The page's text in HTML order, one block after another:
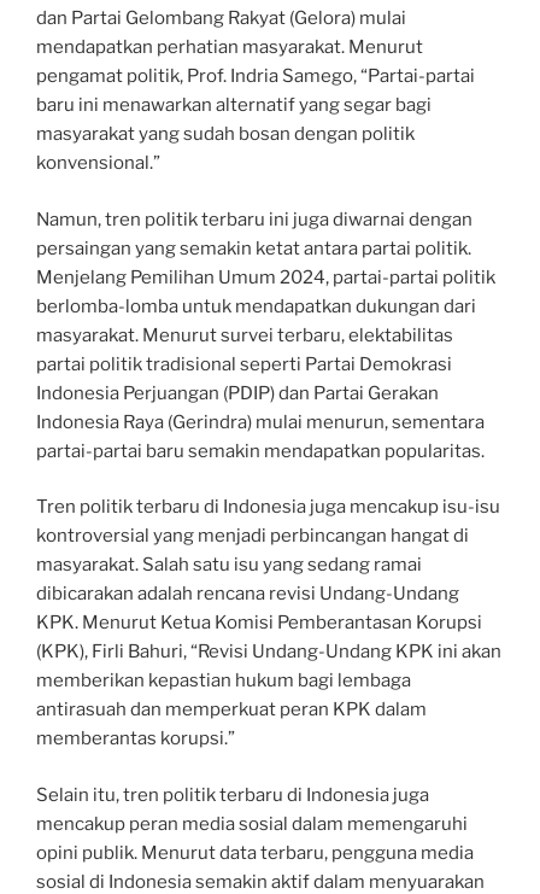
dan Partai Gelombang Rakyat (Gelora) mulai
mendapatkan perhatian masyarakat. Menurut
pengamat politik, Prof. Indria Samego, “Partai-partai
baru ini menawarkan alternatif yang segar bagi
masyarakat yang sudah bosan dengan politik
konvensional.”
Namun, tren politik terbaru ini juga diwarnai dengan
persaingan yang semakin ketat antara partai politik.
Menjelang Pemilihan Umum 2024, partai-partai politik
berlomba-lomba untuk mendapatkan dukungan dari
masyarakat. Menurut survei terbaru, elektabilitas
partai politik tradisional seperti Partai Demokrasi
Indonesia Perjuangan (PDIP) dan Partai Gerakan
Indonesia Raya (Gerindra) mulai menurun, sementara
partai-partai baru semakin mendapatkan popularitas.
Tren politik terbaru di Indonesia juga mencakup isu-isu
kontroversial yang menjadi perbincangan hangat di
masyarakat. Salah satu isu yang sedang ramai
dibicarakan adalah rencana revisi Undang-Undang
KPK. Menurut Ketua Komisi Pemberantasan Korupsi
(KPK), Firli Bahuri, “Revisi Undang-Undang KPK ini akan
memberikan kepastian hukum bagi lembaga
antirasuah dan memperkuat peran KPK dalam
memberantas korupsi.”
Selain itu, tren politik terbaru di Indonesia juga
mencakup peran media sosial dalam memengaruhi
opini publik. Menurut data terbaru, pengguna media
sosial di Indonesia semakin aktif dalam menyuarakan